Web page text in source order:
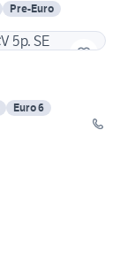
Pre-Euro
Euro 6